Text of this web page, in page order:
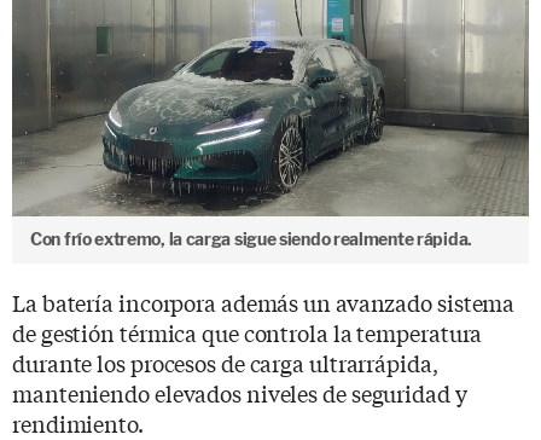
Con frío extremo, la carga sigue siendo realmente rápida.
La batería incorpora además un avanzado sistema
de gestión térmica que controla la temperatura
durante los procesos de carga ultrarrápida,
manteniendo elevados niveles de seguridad y
rendimiento.